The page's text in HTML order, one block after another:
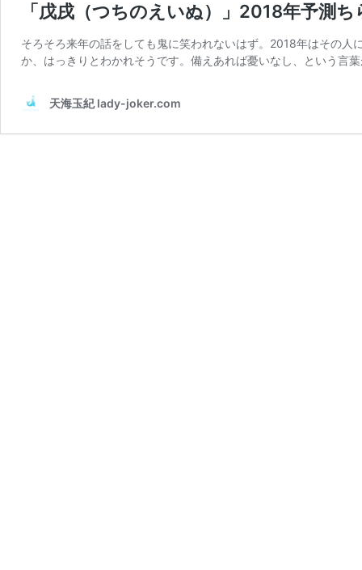
「戊戌（つちのえいぬ）」2018年予測
そろそろ来年の話をしても鬼に笑われないはず。2018年はその
か、はっきりとわかれそうです。備えあれば憂いなし、という言
天海玉紀 lady-joker.com